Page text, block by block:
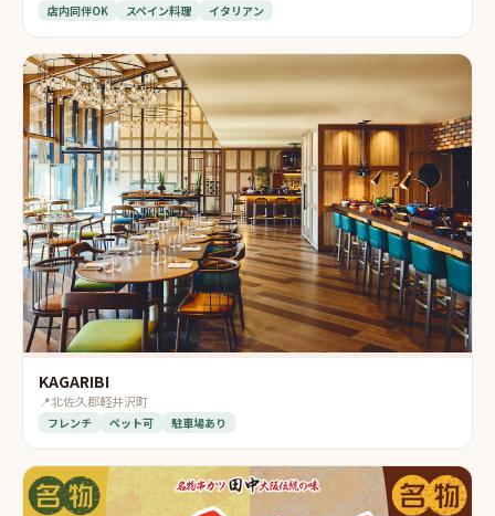
店内同伴OK スペイン料理 イタリアン
KAGARIBI
📍北佐久郡軽井沢町
フレンチ ペット可 駐車場あり